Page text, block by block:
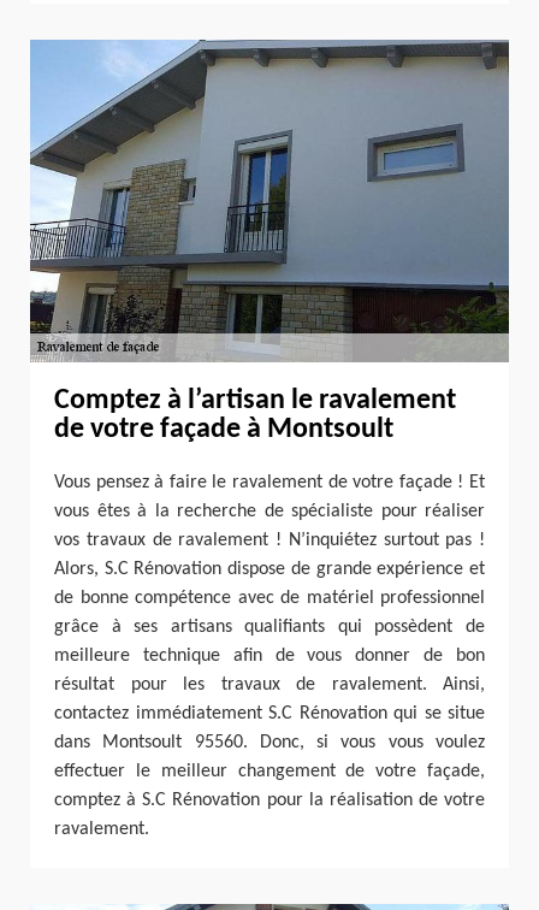
Comptez à l’artisan le ravalement
de votre façade à Montsoult
Vous pensez à faire le ravalement de votre façade ! Et
vous êtes à la recherche de spécialiste pour réaliser
vos travaux de ravalement ! N’inquiétez surtout pas !
Alors, S.C Rénovation dispose de grande expérience et
de bonne compétence avec de matériel professionnel
grâce à ses artisans qualifiants qui possèdent de
meilleure technique afin de vous donner de bon
résultat pour les travaux de ravalement. Ainsi,
contactez immédiatement S.C Rénovation qui se situe
dans Montsoult 95560. Donc, si vous vous voulez
effectuer le meilleur changement de votre façade,
comptez à S.C Rénovation pour la réalisation de votre
ravalement.